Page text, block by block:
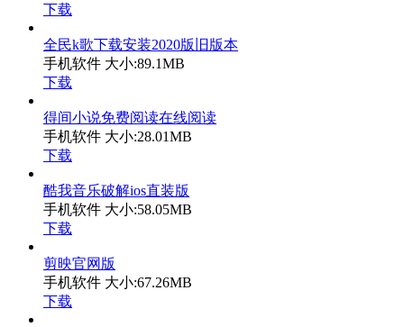
下载
全民k歌下载安装2020版旧版本
手机软件 大小:89.1MB
下载
得间小说免费阅读在线阅读
手机软件 大小:28.01MB
下载
酷我音乐破解ios直装版
手机软件 大小:58.05MB
下载
剪映官网版
手机软件 大小:67.26MB
下载